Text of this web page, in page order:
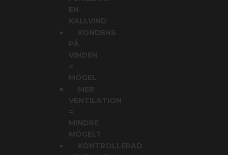
KALLVIND
KONDENS
PÅ
VINDEN
MÖGEL
MER
VENTILATION
MINDRE
MÖGEL?
KONTROLLERAD